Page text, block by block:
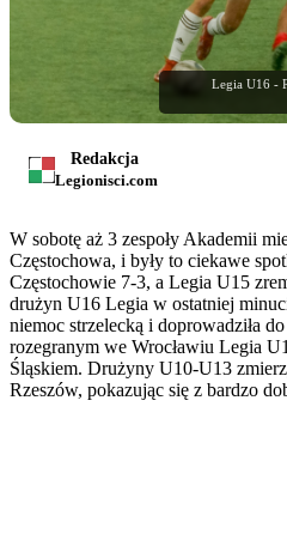
Legia U16 -
Redakcja
Legionisci.com
W sobotę aż 3 zespoły Akademii
Częstochowa, i były to ciekawe
Częstochowie 7-3, a Legia U15
drużyn U16 Legia w ostatniej
niemoc strzelecką i doprowadziła
rozegranym we Wrocławiu Legia
Śląskiem. Drużyny U10-U13
Rzeszów, pokazując się z bardzo